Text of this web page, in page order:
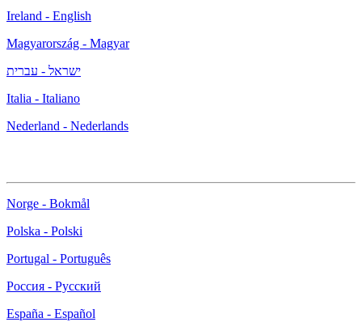
Ireland - English
Magyarország - Magyar
ישראל - עברית
Italia - Italiano
Nederland - Nederlands
Norge - Bokmål
Polska - Polski
Portugal - Português
Россия - Русский
España - Español